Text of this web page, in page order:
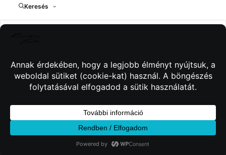
Keresés
© 2026 Kincses Fotó. Minden jog fenntartva